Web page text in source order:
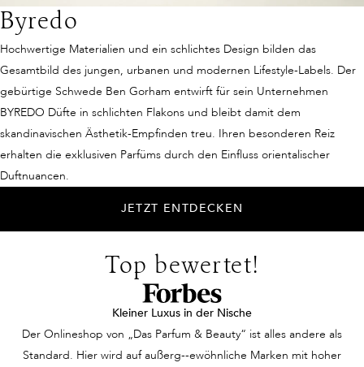
Byredo
Hochwertige Materialien und ein schlichtes Design bilden das
Gesamtbild des jungen, urbanen und modernen Lifestyle-Labels. Der
gebürtige Schwede Ben Gorham entwirft für sein Unternehmen
BYREDO Düfte in schlichten Flakons und bleibt damit dem
skandinavischen Ästhetik-Empfinden treu. Ihren besonderen Reiz
erhalten die exklusiven Parfüms durch den Einfluss orientalischer
Duftnuancen.
JETZT ENTDECKEN
Top bewertet!
Kleiner Luxus in der Nische
Der Onlineshop von „Das Parfum & Beauty“ ist alles andere als
Standard. Hier wird auf außerg--ewöhnliche Marken mit hoher